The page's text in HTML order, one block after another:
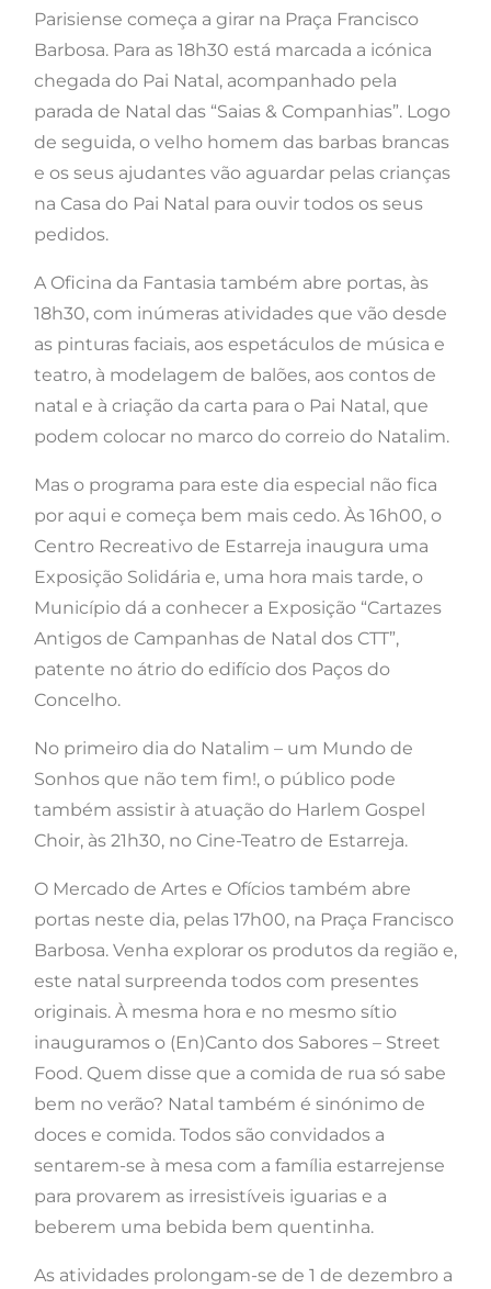
Parisiense começa a girar na Praça Francisco
Barbosa. Para as 18h30 está marcada a icónica
chegada do Pai Natal, acompanhado pela
parada de Natal das “Saias & Companhias”. Logo
de seguida, o velho homem das barbas brancas
e os seus ajudantes vão aguardar pelas crianças
na Casa do Pai Natal para ouvir todos os seus
pedidos.
A Oficina da Fantasia também abre portas, às
18h30, com inúmeras atividades que vão desde
as pinturas faciais, aos espetáculos de música e
teatro, à modelagem de balões, aos contos de
natal e à criação da carta para o Pai Natal, que
podem colocar no marco do correio do Natalim.
Mas o programa para este dia especial não fica
por aqui e começa bem mais cedo. Às 16h00, o
Centro Recreativo de Estarreja inaugura uma
Exposição Solidária e, uma hora mais tarde, o
Município dá a conhecer a Exposição “Cartazes
Antigos de Campanhas de Natal dos CTT”,
patente no átrio do edifício dos Paços do
Concelho.
No primeiro dia do Natalim – um Mundo de
Sonhos que não tem fim!, o público pode
também assistir à atuação do Harlem Gospel
Choir, às 21h30, no Cine-Teatro de Estarreja.
O Mercado de Artes e Ofícios também abre
portas neste dia, pelas 17h00, na Praça Francisco
Barbosa. Venha explorar os produtos da região e,
este natal surpreenda todos com presentes
originais. À mesma hora e no mesmo sítio
inauguramos o (En)Canto dos Sabores – Street
Food. Quem disse que a comida de rua só sabe
bem no verão? Natal também é sinónimo de
doces e comida. Todos são convidados a
sentarem-se à mesa com a família estarrejense
para provarem as irresistíveis iguarias e a
beberem uma bebida bem quentinha.
As atividades prolongam-se de 1 de dezembro a